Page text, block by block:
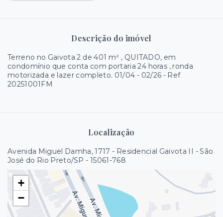
Descrição do imóvel
Terreno no Gaivota 2 de 401 m² , QUITADO, em
condomínio que conta com portaria 24 horas , ronda
motorizada e lazer completo. 01/04 - 02/26 - Ref
20251001FM
Localização
Avenida Miguel Damha, 1717 - Residencial Gaivota II - São
José do Rio Preto/SP - 15061-768
+
−